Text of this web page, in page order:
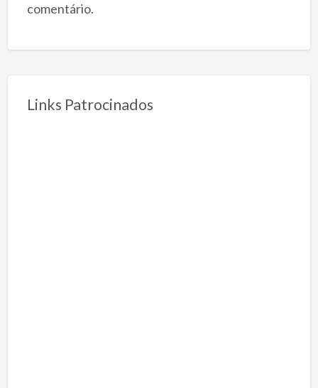
comentário.
Links Patrocinados